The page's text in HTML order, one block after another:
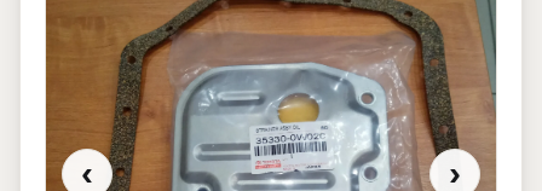
‹ ›